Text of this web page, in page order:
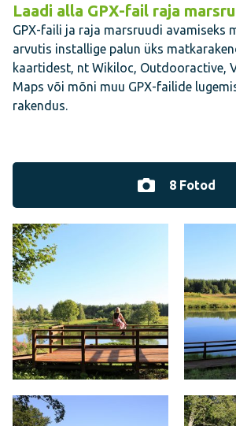
Laadi alla GPX-fail raja
GPX-faili ja raja marsruudi avamiseks
arvutis installige palun üks
kaartidest, nt Wikiloc, Outdooractive,
Maps või mõni muu GPX-failide
rakendus.
8 Fotod